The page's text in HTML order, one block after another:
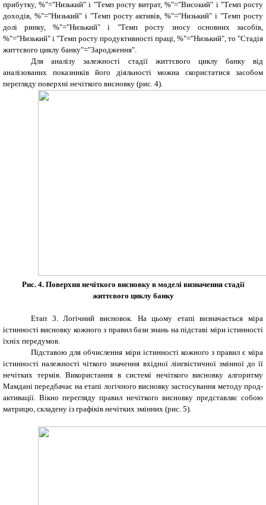
прибутку, %"="Низький" і "Темп росту витрат, %"="Високий" і "Темп росту
доходів, %"="Низький" і "Темп росту активів, %"="Низький" і "Темп росту
долі ринку, %"="Низький" і "Темп росту зносу основних засобів,
%"="Низький" і "Темп росту продуктивності праці, %"="Низький", то "Стадія
життєвого циклу банку"="Зародження".
Для аналізу залежності стадії життєвого циклу банку від
аналізованих показників його діяльності можна скористатися засобом
перегляду поверхні нечіткого висновку (рис. 4).
Рис. 4. Поверхня нечіткого висновку в моделі визначення стадії
життєвого циклу банку
Етап 3. Логічний висновок. На цьому етапі визначається міра
істинності висновку кожного з правил бази знань на підставі міри істинності
їхніх передумов.
Підставою для обчислення міри істинності кожного з правил є міра
істинності належності чіткого значення вхідної лінгвістичної змінної до її
нечітких термів. Використання в системі нечіткого висновку алгоритму
Мамдані передбачає на етапі логічного висновку застосування методу прод-
активації. Вікно перегляду правил нечіткого висновку представляє собою
матрицю, складену із графіків нечітких змінних (рис. 5).